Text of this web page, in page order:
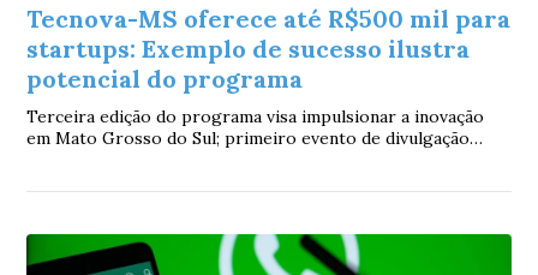
Tecnova-MS oferece até R$500 mil para
startups: Exemplo de sucesso ilustra
potencial do programa
Terceira edição do programa visa impulsionar a inovação
em Mato Grosso do Sul; primeiro evento de divulgação